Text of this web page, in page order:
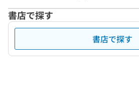
書店で探す
書店で探す